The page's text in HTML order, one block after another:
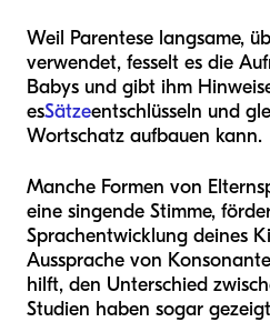
Weil Parentese langsame,
verwendet, fesselt es die
Babys und gibt ihm
esSätzeentschlüsseln und
Wortschatz aufbauen kann.
Manche Formen von
eine singende Stimme,
Sprachentwicklung deines
Aussprache von
hilft, den Unterschied
Studien haben sogar